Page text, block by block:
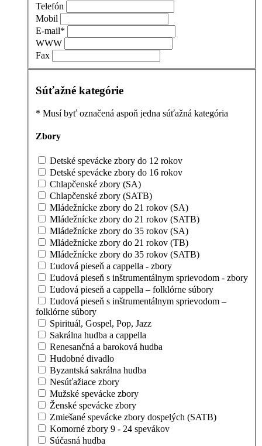
Telefón
Mobil
E-mail*
WWW
Fax
Súťažné kategórie
* Musí byť označená aspoň jedna súťažná kategória
Zbory
Detské spevácke zbory do 12 rokov
Detské spevácke zbory do 16 rokov
Chlapčenské zbory (SA)
Chlapčenské zbory (SATB)
Mládežnícke zbory do 21 rokov (SA)
Mládežnícke zbory do 21 rokov (SATB)
Mládežnícke zbory do 35 rokov (SA)
Mládežnícke zbory do 21 rokov (TB)
Mládežnícke zbory do 35 rokov (SATB)
Ľudová pieseň a cappella - zbory
Ľudová pieseň s inštrumentálnym sprievodom - zbory
Ľudová pieseň a cappella – folklórne súbory
Ľudová pieseň s inštrumentálnym sprievodom –
folklórne súbory
Spirituál, Gospel, Pop, Jazz
Sakrálna hudba a cappella
Renesančná a baroková hudba
Hudobné divadlo
Byzantská sakrálna hudba
Nesúťažiace zbory
Mužské spevácke zbory
Ženské spevácke zbory
Zmiešané spevácke zbory dospelých (SATB)
Komorné zbory 9 - 24 spevákov
Súčasná hudba